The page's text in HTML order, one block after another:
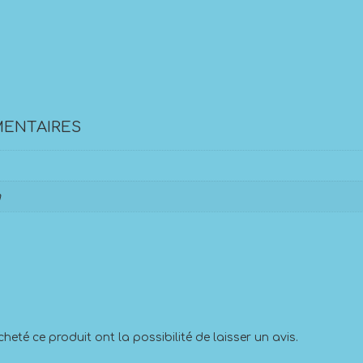
ce produit ont la possibilité de laisser un avis.